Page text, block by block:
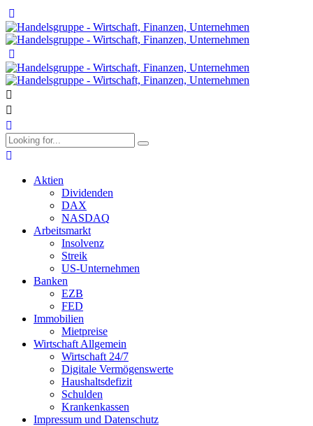
Aktien
Dividenden
DAX
NASDAQ
Arbeitsmarkt
Insolvenz
Streik
US-Unternehmen
Banken
EZB
FED
Immobilien
Mietpreise
Wirtschaft Allgemein
Wirtschaft 24/7
Digitale Vermögenswerte
Haushaltsdefizit
Schulden
Krankenkassen
Impressum und Datenschutz